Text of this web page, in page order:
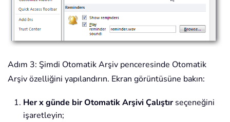
Adım 3: Şimdi Otomatik Arşiv penceresinde Otomatik
Arşiv özelliğini yapılandırın. Ekran görüntüsüne bakın:
Her x günde bir Otomatik Arşivi Çalıştırseçeneğini
işaretleyin;